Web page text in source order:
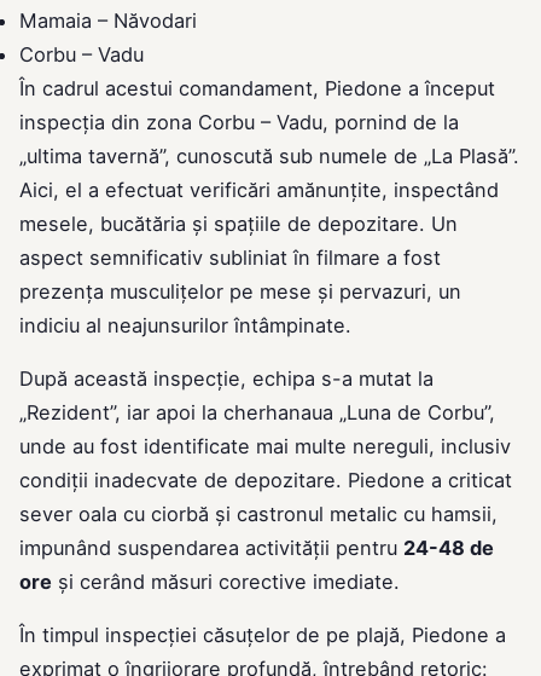
Mamaia – Năvodari
Corbu – Vadu
În cadrul acestui comandament, Piedone a început
inspecția din zona Corbu – Vadu, pornind de la
„ultima tavernă”, cunoscută sub numele de „La Plasă”.
Aici, el a efectuat verificări amănunțite, inspectând
mesele, bucătăria și spațiile de depozitare. Un
aspect semnificativ subliniat în filmare a fost
prezența musculițelor pe mese și pervazuri, un
indiciu al neajunsurilor întâmpinate.
După această inspecție, echipa s-a mutat la
„Rezident”, iar apoi la cherhanaua „Luna de Corbu”,
unde au fost identificate mai multe nereguli, inclusiv
condiții inadecvate de depozitare. Piedone a criticat
sever oala cu ciorbă și castronul metalic cu hamsii,
impunând suspendarea activității pentru 24-48 de
ore și cerând măsuri corective imediate.
În timpul inspecției căsuțelor de pe plajă, Piedone a
exprimat o îngrijorare profundă, întrebând retoric: